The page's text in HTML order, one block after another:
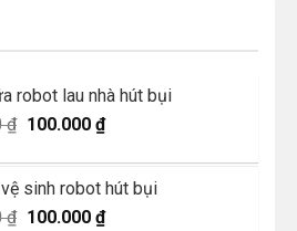
robot lau nhà hút bụi
₫ Giá
là:
200.000 ₫.
100.000 ₫Giá
tại
là:
100.000 ₫.
sinh robot hút bụi
₫ Giá
100.000 ₫Giá